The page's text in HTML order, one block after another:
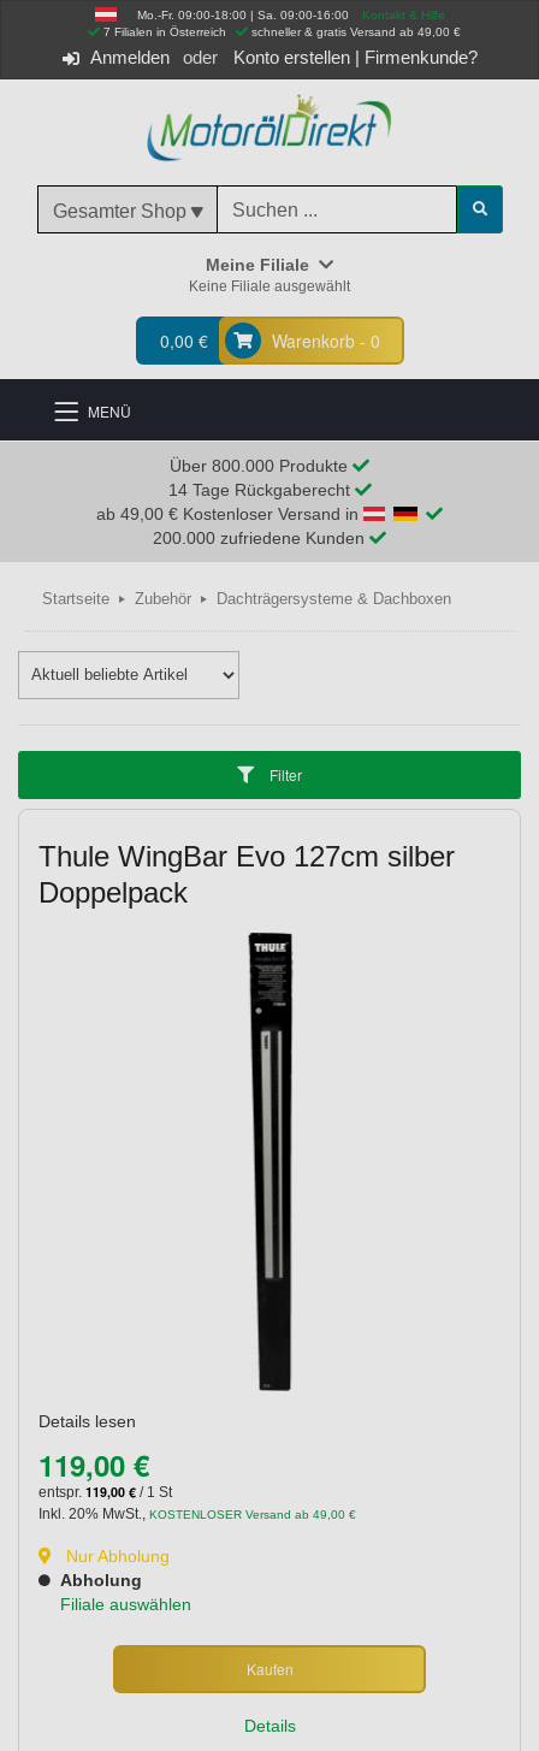
Mo.-Fr. 09:00-18:00 | Sa. 09:00-16:00
Kontakt & Hilfe
7 Filialen in Österreich
schneller & gratis Versand ab 49,00 €
Anmelden Konto erstellen| Firmenkunde?
Gesamter Shop
Meine Filiale
Keine Filiale ausgewählt
0,00 € Warenkorb - 0
MENÜ
Über 800.000 Produkte
14 Tage Rückgaberecht
ab 49,00 € Kostenloser Versand in
200.000 zufriedene Kunden
Startseite Zubehör Dachträgersysteme & Dachboxen
Filter
Thule WingBar Evo 127cm silber
Doppelpack
Details lesen
119,00 €
entspr. 119,00 € / 1 St
Inkl. 20% MwSt., KOSTENLOSER Versand ab 49,00 €
Nur Abholung
Abholung
Filiale auswählen
Kaufen
Details